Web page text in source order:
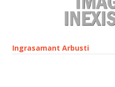
Ingrasamant Arbusti